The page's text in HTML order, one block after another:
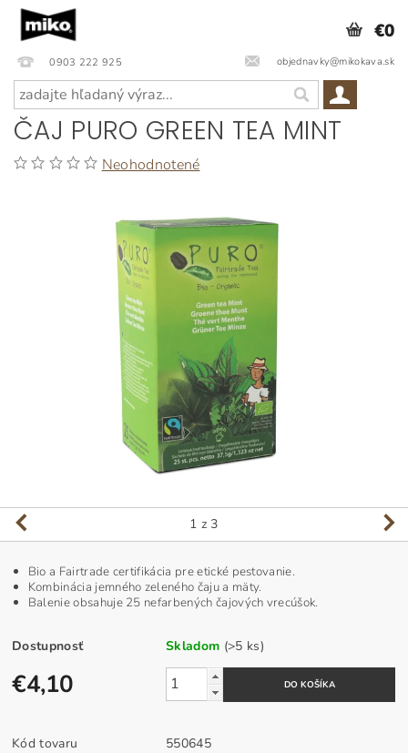
0903 222 925 objednavky@mikokava.sk
€0
ČAJ PURO GREEN TEA MINT
Neohodnotené
1 z 3
Bio a Fairtrade certifikácia pre etické pestovanie.
Kombinácia jemného zeleného čaju a mäty.
Balenie obsahuje 25 nefarbených čajových vrecúšok.
Dostupnosť Skladom (>5 ks)
€4,10
Kód tovaru
550645